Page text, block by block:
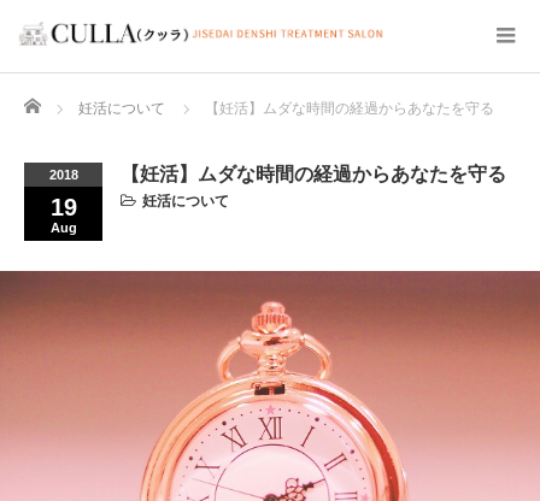
Home 妊活について 【妊活】ムダな時間の経過からあなたを守る
2018
19
Aug
【妊活】ムダな時間の経過からあなたを守る
妊活について